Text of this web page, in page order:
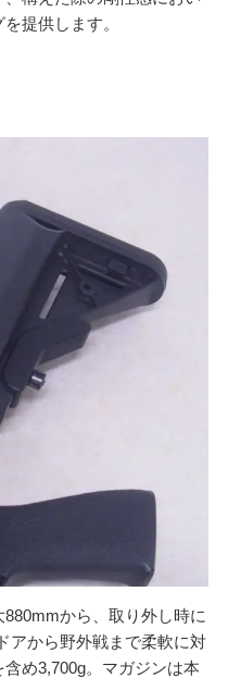
提供します。
から、取り外し時に
アから野外戦まで柔軟に対
め3,700g。マガジンは本